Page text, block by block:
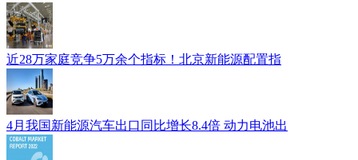
近28万家庭竞争5万余个指标！北京新能源配置指
4月我国新能源汽车出口同比增长8.4倍 动力电池出